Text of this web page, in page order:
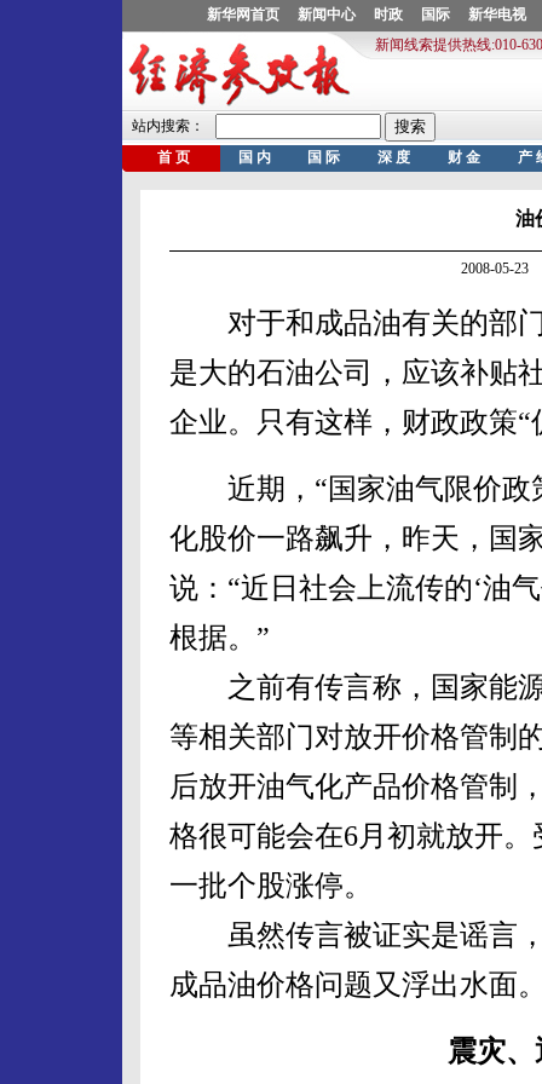
油
2008-05-23
对于和成品油有关的部门
是大的石油公司，应该补贴
企业。只有这样，财政政策
近期，“国家油气限价政
化股价一路飙升，昨天，国
说：“近日社会上流传的‘油
根据。”
之前有传言称，国家能源
等相关部门对放开价格管制
后放开油气化产品价格管制
格很可能会在6月初就放开
一批个股涨停。
虽然传言被证实是谣言，
成品油价格问题又浮出水面
震灾